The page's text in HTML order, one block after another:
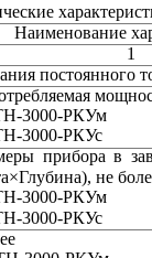
Наименование
1
постоянного
3000-РКУм
3000-РКУс
прибора в
не
3000-РКУм
3000-РКУс